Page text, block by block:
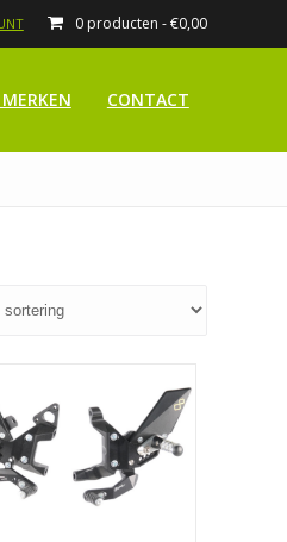
0 producten -€0,00
CONTACT